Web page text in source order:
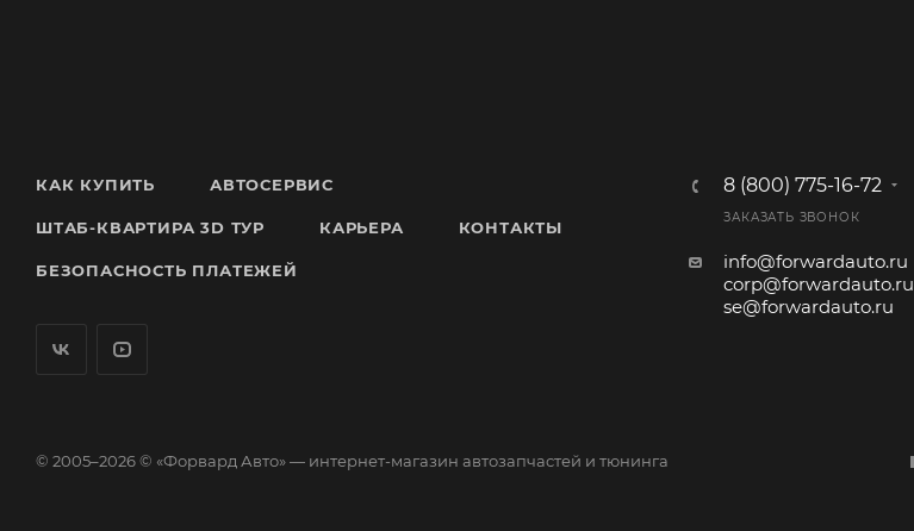
КАК КУПИТЬ АВТОСЕРВИС
ШТАБ-КВАРТИРА 3D ТУР КАРЬЕРА КОНТАКТЫ
БЕЗОПАСНОСТЬ ПЛАТЕЖЕЙ
8 (800) 775-16-72
ЗАКАЗАТЬ ЗВОНОК
info@forwardauto.ru
corp@forwardauto.ru
se@forwardauto.ru
© 2005–2026 © «Форвард Авто» — интернет-магазин автозапчастей и тюнинга